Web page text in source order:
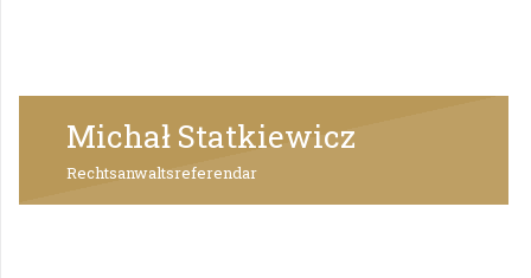
Michał Statkiewicz
Rechtsanwaltsreferendar